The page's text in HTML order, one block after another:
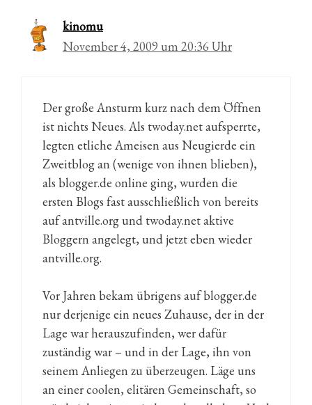
kinomu
November 4, 2009 um 20:36 Uhr
Der große Ansturm kurz nach dem Öffnen
ist nichts Neues. Als twoday.net aufsperrte,
legten etliche Ameisen aus Neugierde ein
Zweitblog an (wenige von ihnen blieben),
als blogger.de online ging, wurden die
ersten Blogs fast ausschließlich von bereits
auf antville.org und twoday.net aktive
Bloggern angelegt, und jetzt eben wieder
antville.org.
Vor Jahren bekam übrigens auf blogger.de
nur derjenige ein neues Zuhause, der in der
Lage war herauszufinden, wer dafür
zuständig war – und in der Lage, ihn von
seinem Anliegen zu überzeugen. Läge uns
an einer coolen, elitären Gemeinschaft, so